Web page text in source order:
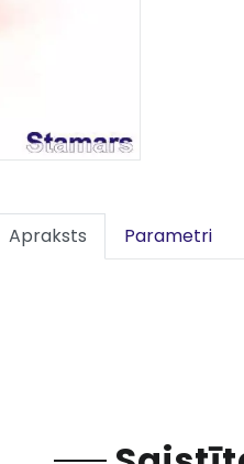
Apraksts Parametri